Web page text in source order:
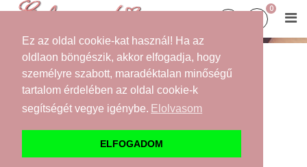
Ez az oldal cookie-kat használ! Ha az
oldlaon böngészik, akkor elfogadja, hogy
személyre szabott, maradéktalan minőségű
tartalom érdelében az oldal cookie-k
segítségét vegye igénybe. Elolvasom
ELFOGADOM
0
Terméknév +/-
Esküvősziget